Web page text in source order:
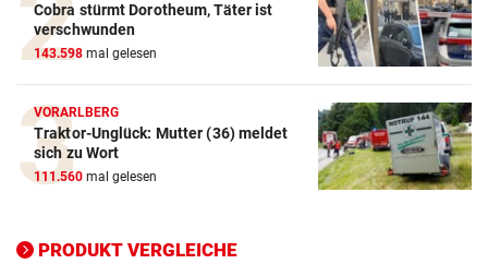
Cobra stürmt Dorotheum, Täter ist
verschwunden
143.598 mal gelesen
VORARLBERG
Traktor-Unglück: Mutter (36) meldet
sich zu Wort
111.560 mal gelesen
PRODUKT VERGLEICHE
ZUM VERGLEICH
E-Bike Vergleich
ZUM VERGLEICH
Elektro-Scooter Vergleich
ZUM VERGLEICH
ZUM VERGLEICH